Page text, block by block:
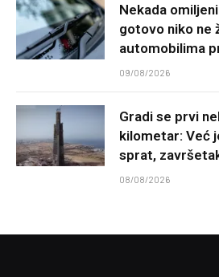
Nekada
gotovo niko ne
automobilima
09/08/2026
Gradi se prvi
kilometar: Već
sprat,
08/08/2026